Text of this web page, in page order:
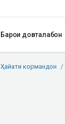
Барои довталабон
Ҳайати кормандон